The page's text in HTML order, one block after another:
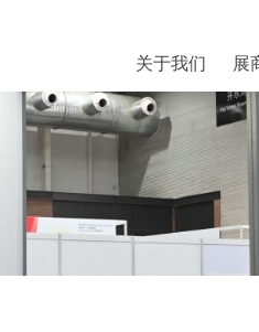
关于我们 展